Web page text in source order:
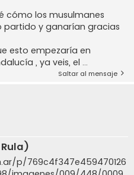
cómo los musulmanes
y ganarían gracias
esto empezaría en
, ya veis, el ...
Saltar al mensaje
p/769c4f347e459470126